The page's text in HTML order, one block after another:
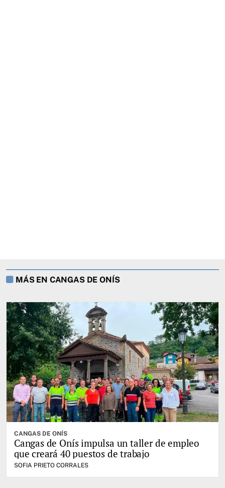
MÁS EN CANGAS DE ONÍS
CANGAS DE ONÍS
Cangas de Onís impulsa un taller de empleo
que creará 40 puestos de trabajo
SOFIA PRIETO CORRALES